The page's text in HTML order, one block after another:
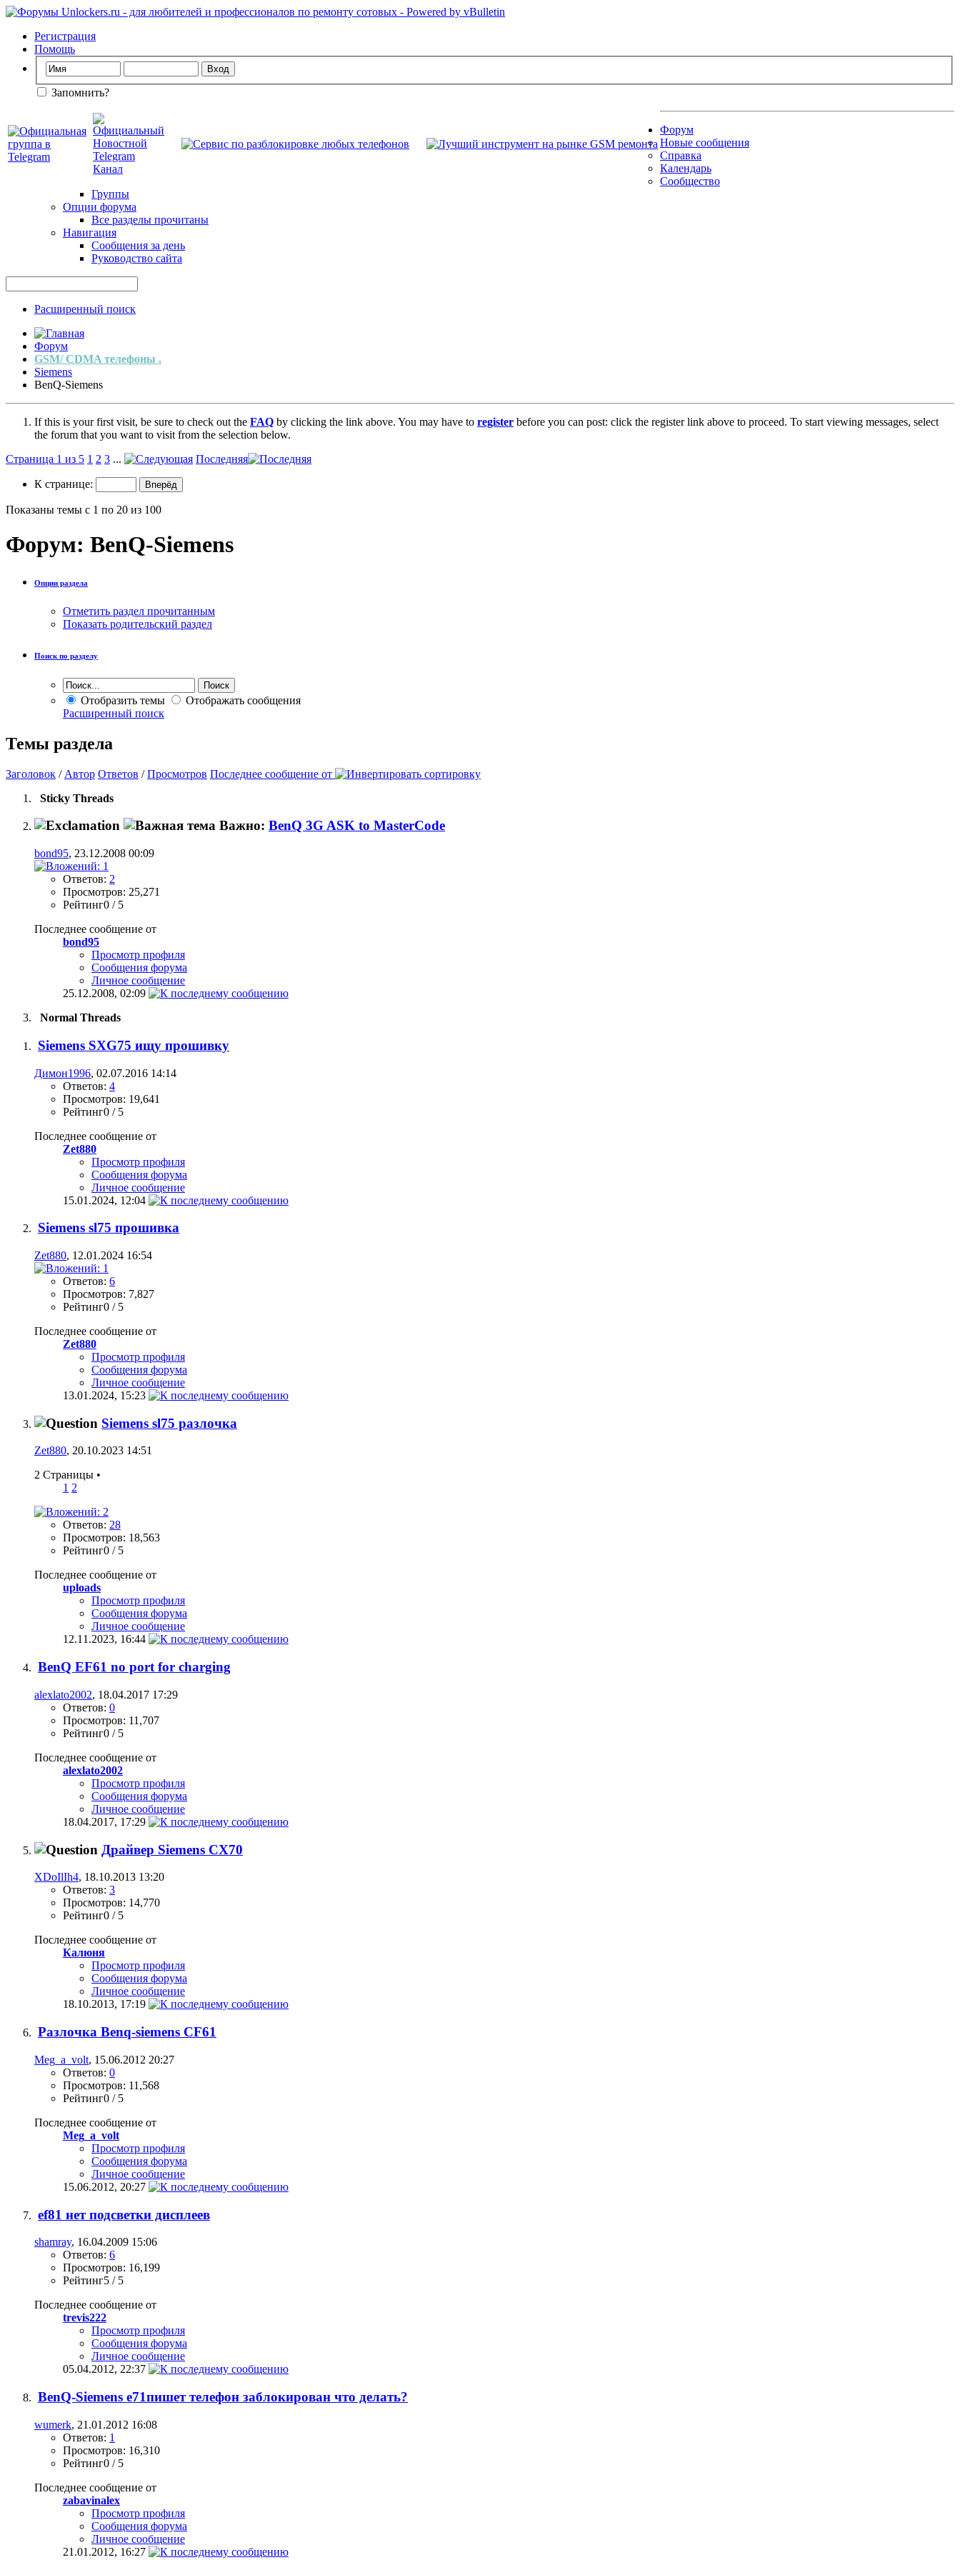
Регистрация
Помощь
Запомнить?
Форум
Новые сообщения
Справка
Календарь
Сообщество
Группы
Опции форума
Все разделы прочитаны
Навигация
Сообщения за день
Руководство сайта
Расширенный поиск
Форум
GSM/ CDMA телефоны .
Siemens
BenQ-Siemens
If this is your first visit, be sure to check out the FAQ by clicking the link above. You may have to register before you can post: click the register link above to proceed. To start viewing messages, select
the forum that you want to visit from the selection below.
Страница 1 из 5 1 2 3 ... Последняя
К странице:
Показаны темы с 1 по 20 из 100
Форум: BenQ-Siemens
Опции раздела
Отметить раздел прочитанным
Показать родительский раздел
Поиск по разделу
Отобразить темы
Отображать сообщения
Расширенный поиск
Темы раздела
Заголовок / Автор Ответов /Просмотров Последнее сообщение от
Sticky Threads
Важно: BenQ 3G ASK to MasterCode
bond95, 23.12.2008 00:09
Ответов: 2
Просмотров: 25,271
Рейтинг0 / 5
Последнее сообщение от
bond95
Просмотр профиля
Сообщения форума
Личное сообщение
25.12.2008, 02:09
Normal Threads
Siemens SXG75 ищу прошивку
Димон1996, 02.07.2016 14:14
Ответов: 4
Просмотров: 19,641
Рейтинг0 / 5
Последнее сообщение от
Zet880
Просмотр профиля
Сообщения форума
Личное сообщение
15.01.2024, 12:04
Siemens sl75 прошивка
Zet880, 12.01.2024 16:54
Ответов: 6
Просмотров: 7,827
Рейтинг0 / 5
Последнее сообщение от
Zet880
Просмотр профиля
Сообщения форума
Личное сообщение
13.01.2024, 15:23
Siemens sl75 разлочка
Zet880, 20.10.2023 14:51
2 Страницы •
1 2
Ответов: 28
Просмотров: 18,563
Рейтинг0 / 5
Последнее сообщение от
uploads
Просмотр профиля
Сообщения форума
Личное сообщение
12.11.2023, 16:44
BenQ EF61 no port for charging
alexlato2002, 18.04.2017 17:29
Ответов: 0
Просмотров: 11,707
Рейтинг0 / 5
Последнее сообщение от
alexlato2002
Просмотр профиля
Сообщения форума
Личное сообщение
18.04.2017, 17:29
Драйвер Siemens CX70
XDoIlIh4, 18.10.2013 13:20
Ответов: 3
Просмотров: 14,770
Рейтинг0 / 5
Последнее сообщение от
Калюня
Просмотр профиля
Сообщения форума
Личное сообщение
18.10.2013, 17:19
Разлочка Benq-siemens CF61
Meg_a_volt, 15.06.2012 20:27
Ответов: 0
Просмотров: 11,568
Рейтинг0 / 5
Последнее сообщение от
Meg_a_volt
Просмотр профиля
Сообщения форума
Личное сообщение
15.06.2012, 20:27
ef81 нет подсветки дисплеев
shamray, 16.04.2009 15:06
Ответов: 6
Просмотров: 16,199
Рейтинг5 / 5
Последнее сообщение от
trevis222
Просмотр профиля
Сообщения форума
Личное сообщение
05.04.2012, 22:37
BenQ-Siemens e71пишет телефон заблокирован что делать?
wumerk, 21.01.2012 16:08
Ответов: 1
Просмотров: 16,310
Рейтинг0 / 5
Последнее сообщение от
zabavinalex
Просмотр профиля
Сообщения форума
Личное сообщение
21.01.2012, 16:27